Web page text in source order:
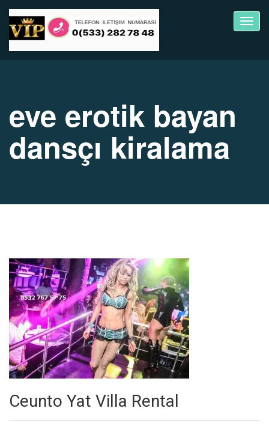
eve erotik bayan
dansçı kiralama
Ceunto Yat Villa Rental